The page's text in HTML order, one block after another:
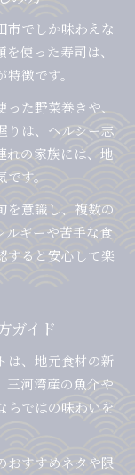
市でしか味わえな
使った寿司は、
徴です。
た野菜巻きや、
りは、ヘルシー志
れの家族には、地
す。
を意識し、複数の
ルギーや苦手な食
すると安心して楽
ガイド
は、地元食材の新
三河湾産の魚介や
らではの味わいを
おすすめネタや限